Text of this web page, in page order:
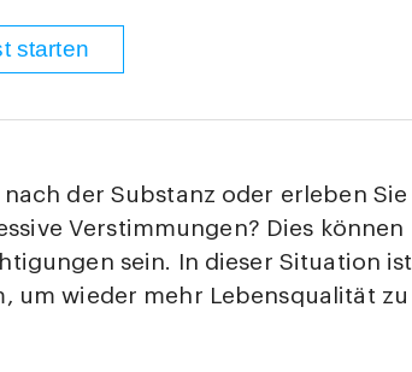
starten
der Substanz oder erleben Sie
Verstimmungen? Dies können
sein. In dieser Situation ist
um wieder mehr Lebensqualität zu